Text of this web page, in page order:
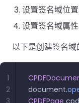
设置签名域位置
设置签名域属性
以下是创建签名域
document.
CPDFPage
1
2
3